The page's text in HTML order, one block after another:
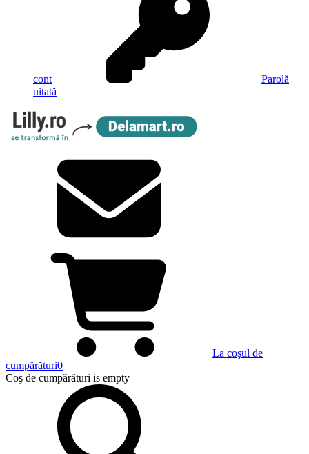
cont
Parolă
uitată
La coşul de
cumpărături0
Coş de cumpărături is empty